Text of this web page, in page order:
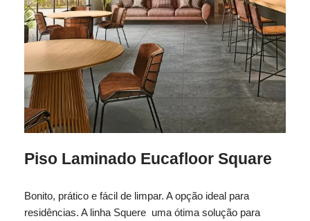
Piso Laminado Eucafloor Square
Bonito, prático e fácil de limpar. A opção ideal para
residências. A linha Squere uma ótima solução para